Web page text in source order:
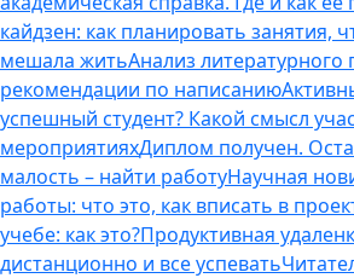
кайдзен: как планировать занятия,
мешала житьАнализ литературного
рекомендации по написанию
успешный студент? Какой смысл
мероприятияхДиплом получен.
малость – найти работуНаучная
работы: что это, как вписать в
учебе: как это?Продуктивная
дистанционно и все успевать